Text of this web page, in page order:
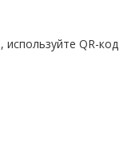
QR-код